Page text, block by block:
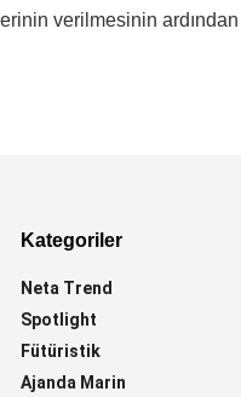
verilmesinin
Kategoriler
Neta Trend
Spotlight
Fütüristik
Ajanda Marin